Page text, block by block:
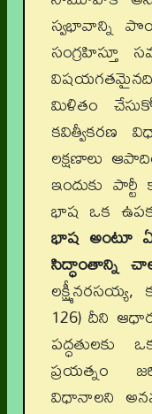
స్వభావాన్ని
సంగ్రహిస్తూ
మిళితం
కవిత్వీకరణ
లక్షణాలు
ఇందుకు
భాష ఒక
భాష అంటూ
సిద్ధాంతాన్ని
126) దీని
పద్ధతులకు
ప్రయత్నం
విధానాలని